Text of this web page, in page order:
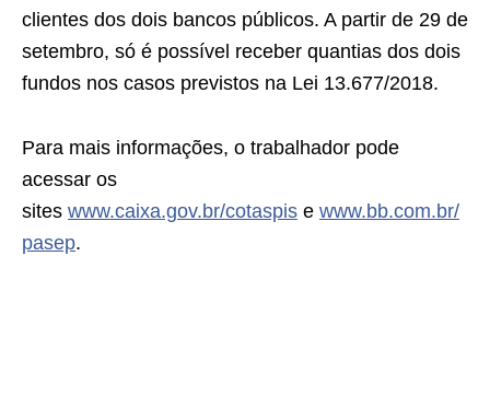
clientes dos dois bancos públicos. A partir de 29 de
setembro, só é possível receber quantias dos dois
fundos nos casos previstos na Lei 13.677/2018.
Para mais informações, o trabalhador pode
acessar os
sites www.caixa.gov.br/cotaspis e www.bb.com.br/
pasep.